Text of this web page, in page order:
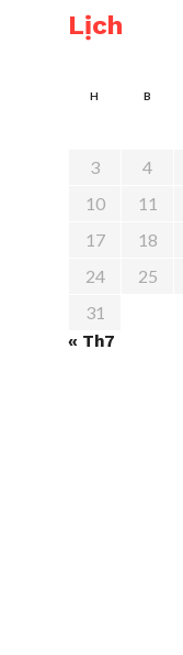
Lịch
H B
3
4
10
11
17
18
24
25
31
« Th7